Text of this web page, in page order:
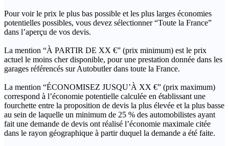
Pour voir le prix le plus bas possible et les plus larges économies
potentielles possibles, vous devez sélectionner “Toute la France”
dans l’aperçu de vos devis.
La mention “À PARTIR DE XX €” (prix minimum) est le prix
actuel le moins cher disponible, pour une prestation donnée dans les
garages référencés sur Autobutler dans toute la France.
La mention “ÉCONOMISEZ JUSQU’À XX €” (prix maximum)
correspond à l’économie potentielle calculée en établissant une
fourchette entre la proposition de devis la plus élevée et la plus basse
au sein de laquelle un minimum de 25 % des automobilistes ayant
fait une demande de devis ont réalisé l’économie maximale citée
dans le rayon géographique à partir duquel la demande a été faite.